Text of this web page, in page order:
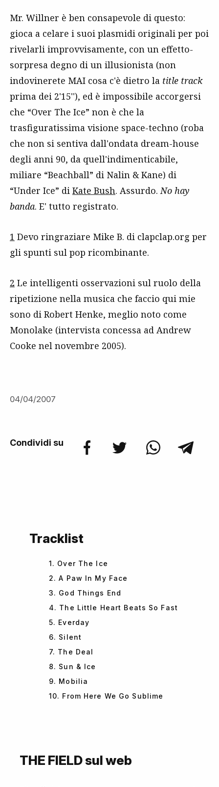
Mr. Willner è ben consapevole di questo:
gioca a celare i suoi plasmidi originali per poi
rivelarli improvvisamente, con un effetto-
sorpresa degno di un illusionista (non
indovinerete MAI cosa c'è dietro la title track
prima dei 2'15''), ed è impossibile accorgersi
che “Over The Ice” non è che la
trasfiguratissima visione space-techno (roba
che non si sentiva dall'ondata dream-house
degli anni 90, da quell'indimenticabile,
miliare “Beachball” di Nalin & Kane) di
“Under Ice” di Kate Bush. Assurdo.No hay
banda. E' tutto registrato.
1 Devo ringraziare Mike B. di clapclap.org per
gli spunti sul pop ricombinante.
2 Le intelligenti osservazioni sul ruolo della
ripetizione nella musica che faccio qui mie
sono di Robert Henke, meglio noto come
Monolake (intervista concessa ad Andrew
Cooke nel novembre 2005).
04/04/2007
Condividi su
Tracklist
1. Over The Ice
2. A Paw In My Face
3. God Things End
4. The Little Heart Beats So Fast
5. Everday
6. Silent
7. The Deal
8. Sun & Ice
9. Mobilia
10. From Here We Go Sublime
THE FIELD sul web